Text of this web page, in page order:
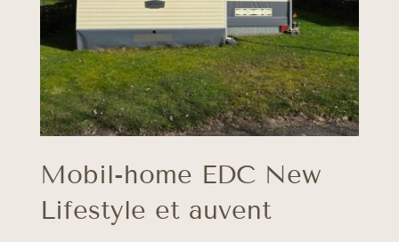
Mobil-home EDC New
Lifestyle et auvent